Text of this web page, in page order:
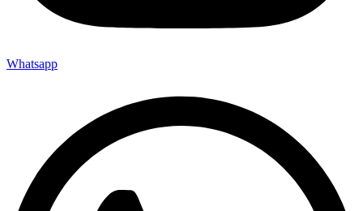
Whatsapp